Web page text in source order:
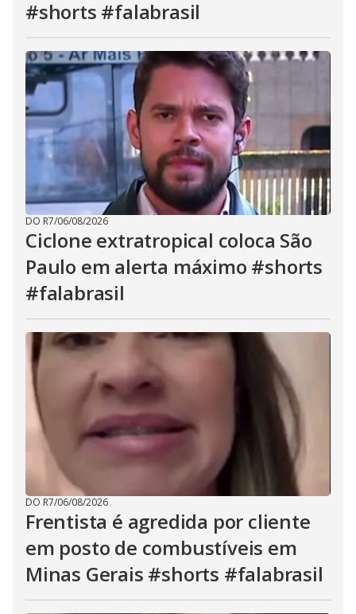
#shorts #falabrasil
DO R7/06/08/2026
Ciclone extratropical coloca São
Paulo em alerta máximo #shorts
#falabrasil
DO R7/06/08/2026
Frentista é agredida por cliente
em posto de combustíveis em
Minas Gerais #shorts #falabrasil